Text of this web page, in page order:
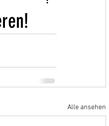
Alle ansehen